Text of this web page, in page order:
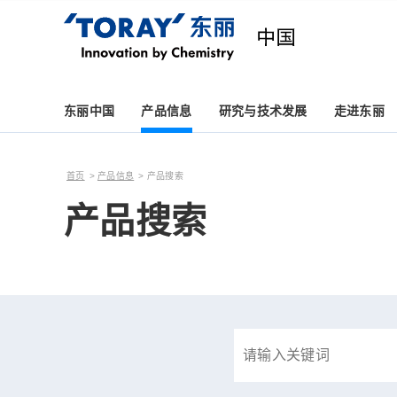
东丽中国 产品信息 研究与技术发展 走进东丽
首页 产品信息 产品搜索
产品搜索